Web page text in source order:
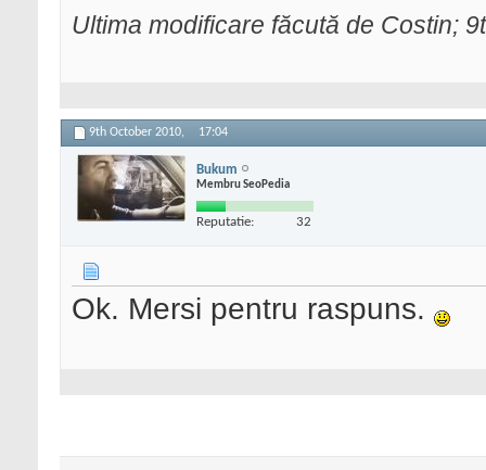
Ultima modificare făcută de Costin;
9th October 2010, 17:04
Bukum
Membru SeoPedia
Reputatie: 32
Ok. Mersi pentru raspuns.